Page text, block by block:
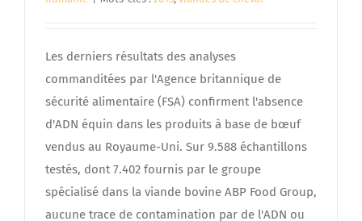
Les derniers résultats des analyses
commanditées par l'Agence britannique de
sécurité alimentaire (FSA) confirment l'absence
d'ADN équin dans les produits à base de bœuf
vendus au Royaume-Uni. Sur 9.588 échantillons
testés, dont 7.402 fournis par le groupe
spécialisé dans la viande bovine ABP Food Group,
aucune trace de contamination par de l'ADN ou